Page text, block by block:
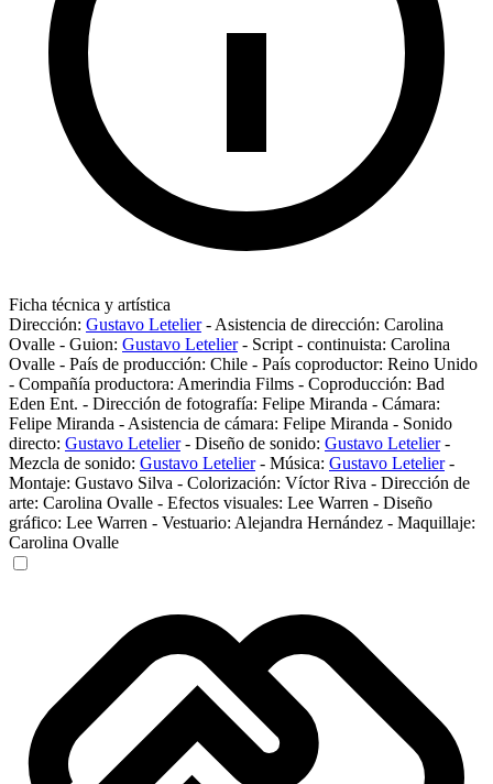
Ficha técnica y artística
Dirección: Gustavo Letelier-Asistencia de dirección: Carolina
Ovalle - Guion: Gustavo Letelier- Script - continuista: Carolina
Ovalle - País de producción: Chile - País coproductor: Reino Unido
- Compañía productora: Amerindia Films - Coproducción: Bad
Eden Ent. - Dirección de fotografía: Felipe Miranda - Cámara:
Felipe Miranda -Asistencia de cámara: Felipe Miranda - Sonido
directo: Gustavo Letelier- Diseño de sonido: Gustavo Letelier-
Mezcla de sonido: Gustavo Letelier- Música: Gustavo Letelier-
Montaje: Gustavo Silva - Colorización: Víctor Riva - Dirección de
arte: Carolina Ovalle - Efectos visuales: Lee Warren - Diseño
gráfico: Lee Warren - Vestuario: Alejandra Hernández - Maquillaje:
Carolina Ovalle